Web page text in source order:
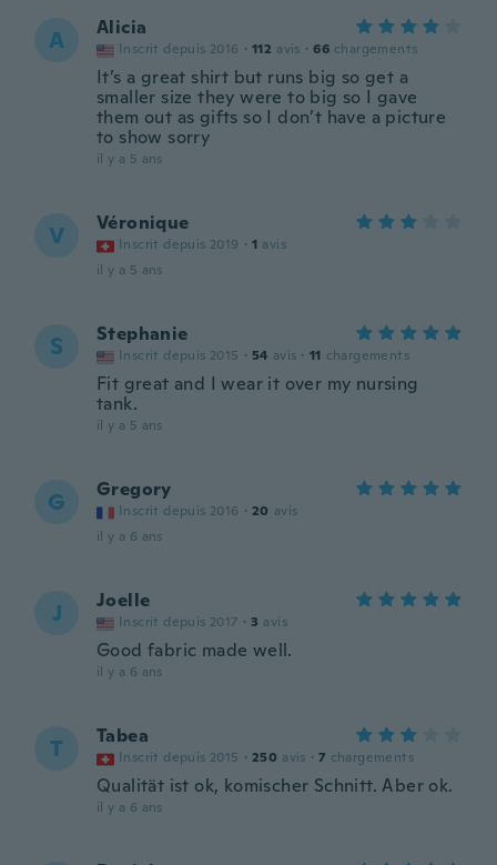
A Alicia
Inscrit depuis 2016 · 112 avis · 66 chargements
It’s a great shirt but runs big so get a
smaller size they were to big so I gave
them out as gifts so I don’t have a picture
to show sorry
il y a 5 ans
V Véronique
Inscrit depuis 2019 · 1 avis
il y a 5 ans
S Stephanie
Inscrit depuis 2015 · 54 avis · 11 chargements
Fit great and I wear it over my nursing
tank.
il y a 5 ans
G Gregory
Inscrit depuis 2016 · 20 avis
il y a 6 ans
J Joelle
Inscrit depuis 2017 · 3 avis
Good fabric made well.
il y a 6 ans
T Tabea
Inscrit depuis 2015 · 250 avis · 7 chargements
Qualität ist ok, komischer Schnitt. Aber ok.
il y a 6 ans